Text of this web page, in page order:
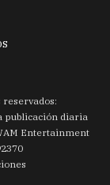
reservados:
publicación diaria
Entertainment